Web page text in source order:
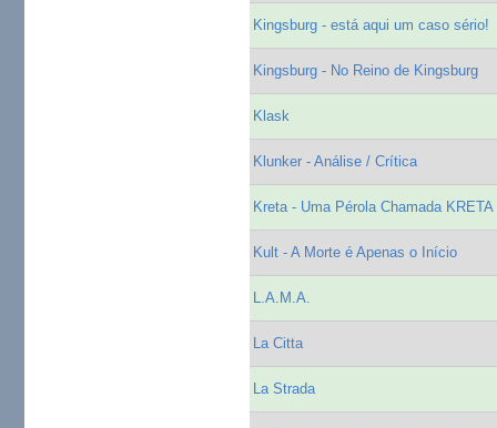
Kingsburg - está aqui um caso sério!
Kingsburg - No Reino de Kingsburg
Klask
Klunker - Análise / Crítica
Kreta - Uma Pérola Chamada KRETA
Kult - A Morte é Apenas o Início
L.A.M.A.
La Citta
La Strada